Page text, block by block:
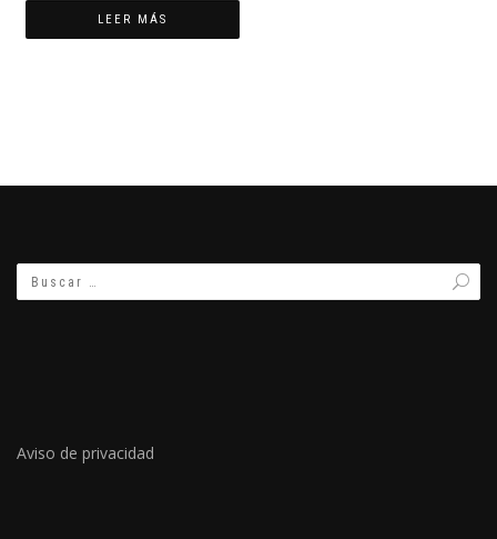
LEER MÁS
Aviso de privacidad